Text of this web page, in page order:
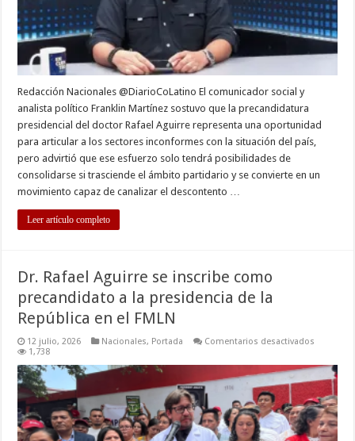
convertirse
ciudadana
Redacción Nacionales @DiarioCoLatino El comunicador social y
analista político Franklin Martínez sostuvo que la precandidatura
presidencial del doctor Rafael Aguirre representa una oportunidad
para articular a los sectores inconformes con la situación del país,
pero advirtió que ese esfuerzo solo tendrá posibilidades de
consolidarse si trasciende el ámbito partidario y se convierte en un
movimiento capaz de canalizar el descontento …
Leer artículo completo
Dr. Rafael Aguirre se inscribe como
precandidato a la presidencia de la
República en el FMLN
12 julio, 2026 Nacionales, Portada Comentarios desactivados
Aguirre
se
inscribe
como
a
la
1,738